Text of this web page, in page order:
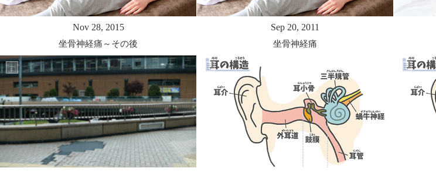
Nov 28, 2015
坐骨神経痛～その後
Sep 20, 2011
坐骨神経痛